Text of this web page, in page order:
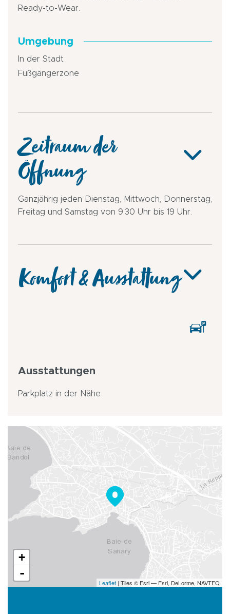
Ready-to-Wear.
Umgebung
In der Stadt
Fußgängerzone
Zeitraum der
Öffnung
Ganzjährig jeden Dienstag, Mittwoch, Donnerstag,
Freitag und Samstag von 9.30 Uhr bis 19 Uhr.
Komfort & Ausstattung
Ausstattungen
Parkplatz in der Nähe
+
-
Leaflet | Tiles © Esri — Esri, DeLorme, NAVTEQ